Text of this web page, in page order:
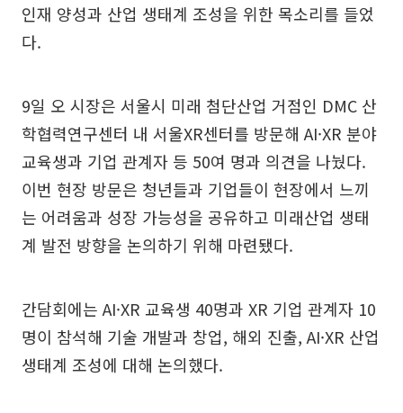
인재 양성과 산업 생태계 조성을 위한 목소리를 들었
다.
9일 오 시장은 서울시 미래 첨단산업 거점인 DMC 산
학협력연구센터 내 서울XR센터를 방문해 AI·XR 분야
교육생과 기업 관계자 등 50여 명과 의견을 나눴다.
이번 현장 방문은 청년들과 기업들이 현장에서 느끼
는 어려움과 성장 가능성을 공유하고 미래산업 생태
계 발전 방향을 논의하기 위해 마련됐다.
간담회에는 AI·XR 교육생 40명과 XR 기업 관계자 10
명이 참석해 기술 개발과 창업, 해외 진출, AI·XR 산업
생태계 조성에 대해 논의했다.